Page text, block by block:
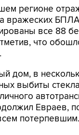
регионе
вражеских
все 88
что
дом, в
выбиты
Евраев,
потерпевшим.